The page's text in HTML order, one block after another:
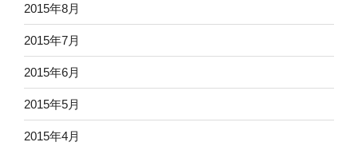
2015年8月
2015年7月
2015年6月
2015年5月
2015年4月